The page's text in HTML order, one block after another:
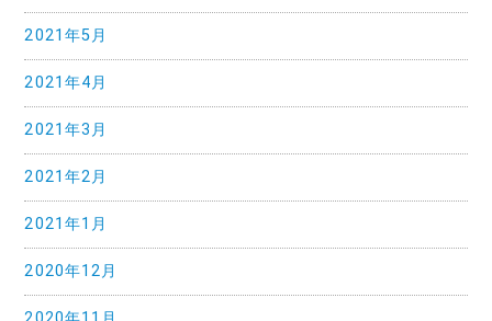
2021年5月
2021年4月
2021年3月
2021年2月
2021年1月
2020年12月